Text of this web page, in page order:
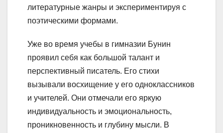
литературные жанры и экспериментируя с
поэтическими формами.
Уже во время учебы в гимназии Бунин
проявил себя как большой талант и
перспективный писатель. Его стихи
вызывали восхищение у его одноклассников
и учителей. Они отмечали его яркую
индивидуальность и эмоциональность,
проникновенность и глубину мысли. В